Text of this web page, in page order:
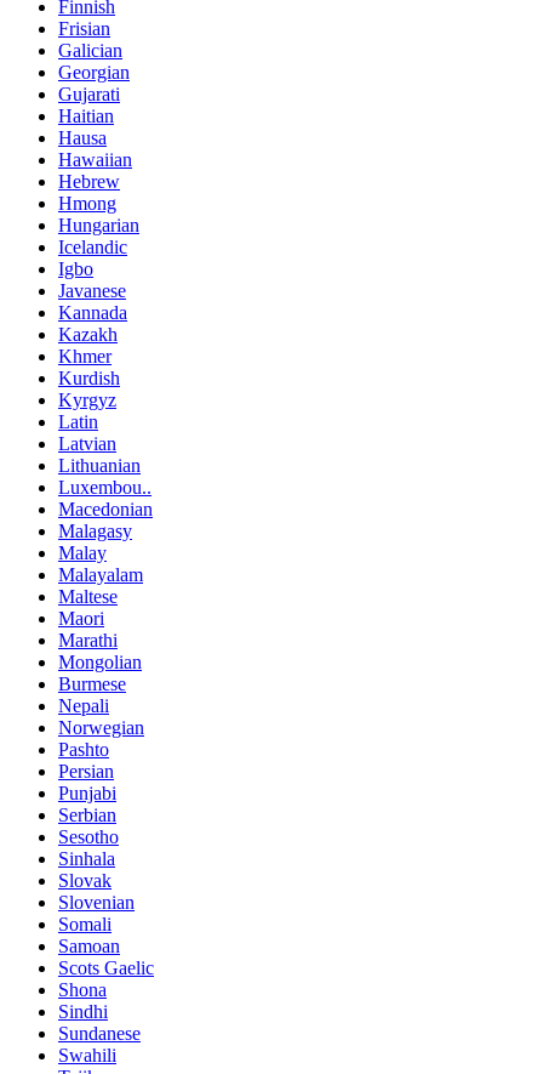
Finnish
Frisian
Galician
Georgian
Gujarati
Haitian
Hausa
Hawaiian
Hebrew
Hmong
Hungarian
Icelandic
Igbo
Javanese
Kannada
Kazakh
Khmer
Kurdish
Kyrgyz
Latin
Latvian
Lithuanian
Luxembou..
Macedonian
Malagasy
Malay
Malayalam
Maltese
Maori
Marathi
Mongolian
Burmese
Nepali
Norwegian
Pashto
Persian
Punjabi
Serbian
Sesotho
Sinhala
Slovak
Slovenian
Somali
Samoan
Scots Gaelic
Shona
Sindhi
Sundanese
Swahili